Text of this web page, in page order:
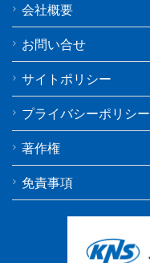
会社概要
お問い合せ
サイトポリシー
プライバシーポリシー
著作権
免責事項